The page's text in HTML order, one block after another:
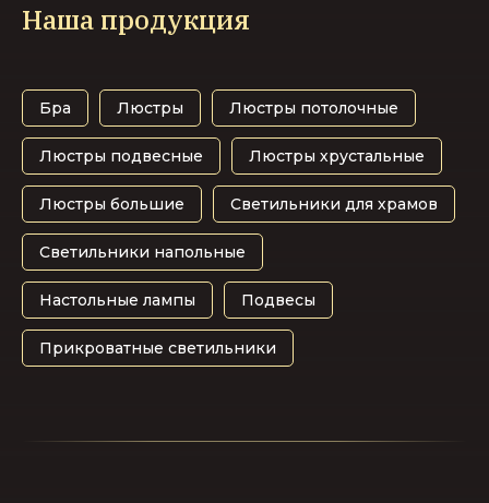
Наша продукция
Бра Люстры Люстры потолочные
Люстры подвесные Люстры хрустальные
Люстры большие Светильники для храмов
Светильники напольные
Настольные лампы Подвесы
Прикроватные светильники